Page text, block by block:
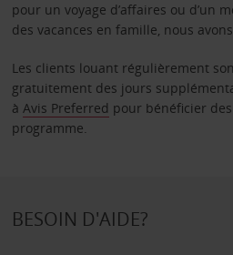
pour un voyage d’affaires ou d’un
des vacances en famille, nous
Les clients louant régulièrement
gratuitement des jours
à Avis Preferred pour bénéficier
programme.
BESOIN D'AIDE?